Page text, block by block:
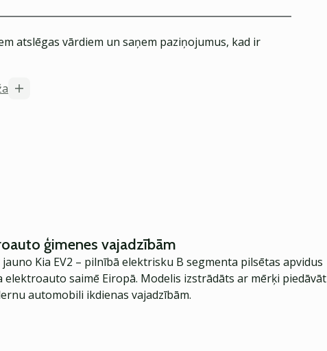
atslēgas vārdiem un saņem paziņojumus, kad ir
ģimenes vajadzībām
Kia EV2 – pilnībā elektrisku B segmenta pilsētas apvidus
saimē Eiropā. Modelis izstrādāts ar mērķi piedāvāt
automobili ikdienas vajadzībām.